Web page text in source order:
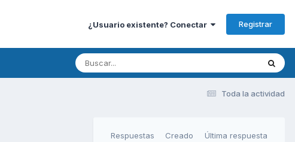
¿Usuario existente? Conectar Registrar
Toda la actividad
Respuestas Creado Última respuesta